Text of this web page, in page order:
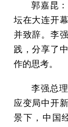
郭嘉昆
坛在大连开
并致辞。李
践，分享了
作的思考。
李强总
应变局中开
景下，中国